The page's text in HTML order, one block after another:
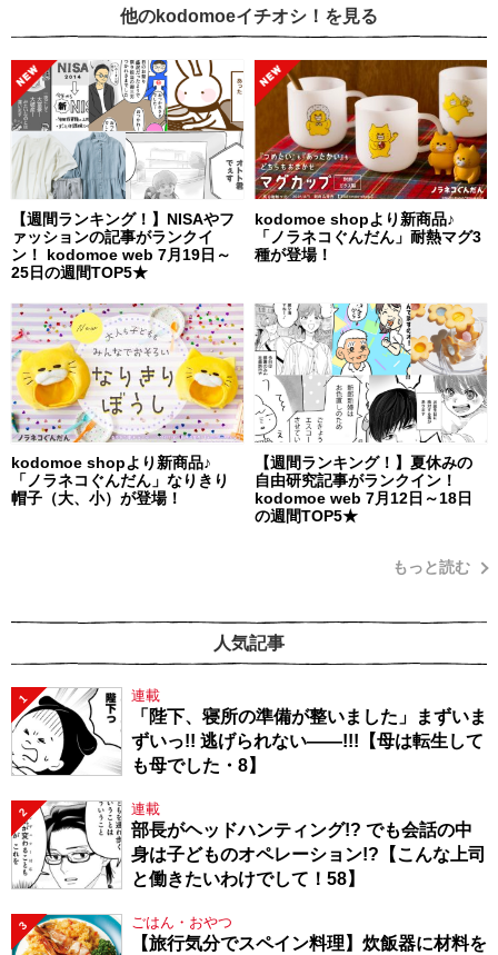
他のkodomoeイチオシ！を見る
【週間ランキング！】NISAやフ
ァッションの記事がランクイ
ン！ kodomoe web 7月19日～
25日の週間TOP5★
kodomoe shopより新商品♪
「ノラネコぐんだん」耐熱マグ3
種が登場！
kodomoe shopより新商品♪
「ノラネコぐんだん」なりきり
帽子（大、小）が登場！
【週間ランキング！】夏休みの
自由研究記事がランクイン！
kodomoe web 7月12日～18日
の週間TOP5★
もっと読む
人気記事
1 連載
「陛下、寝所の準備が整いました」まずいま
ずいっ!! 逃げられない――!!!【母は転生して
も母でした・8】
2 連載
部長がヘッドハンティング!? でも会話の中
身は子どものオペレーション!?【こんな上司
と働きたいわけでして！58】
3 ごはん・おやつ
【旅行気分でスペイン料理】炊飯器に材料を